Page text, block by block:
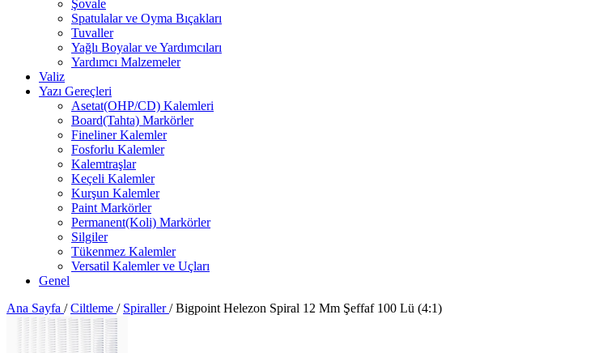
Şovale
Spatulalar ve Oyma Bıçakları
Tuvaller
Yağlı Boyalar ve Yardımcıları
Yardımcı Malzemeler
Valiz
Yazı Gereçleri
Asetat(OHP/CD) Kalemleri
Board(Tahta) Markörler
Fineliner Kalemler
Fosforlu Kalemler
Kalemtraşlar
Keçeli Kalemler
Kurşun Kalemler
Paint Markörler
Permanent(Koli) Markörler
Silgiler
Tükenmez Kalemler
Versatil Kalemler ve Uçları
Genel
Ana Sayfa / Ciltleme / Spiraller/ Bigpoint Helezon Spiral 12 Mm Şeffaf 100 Lü (4:1)